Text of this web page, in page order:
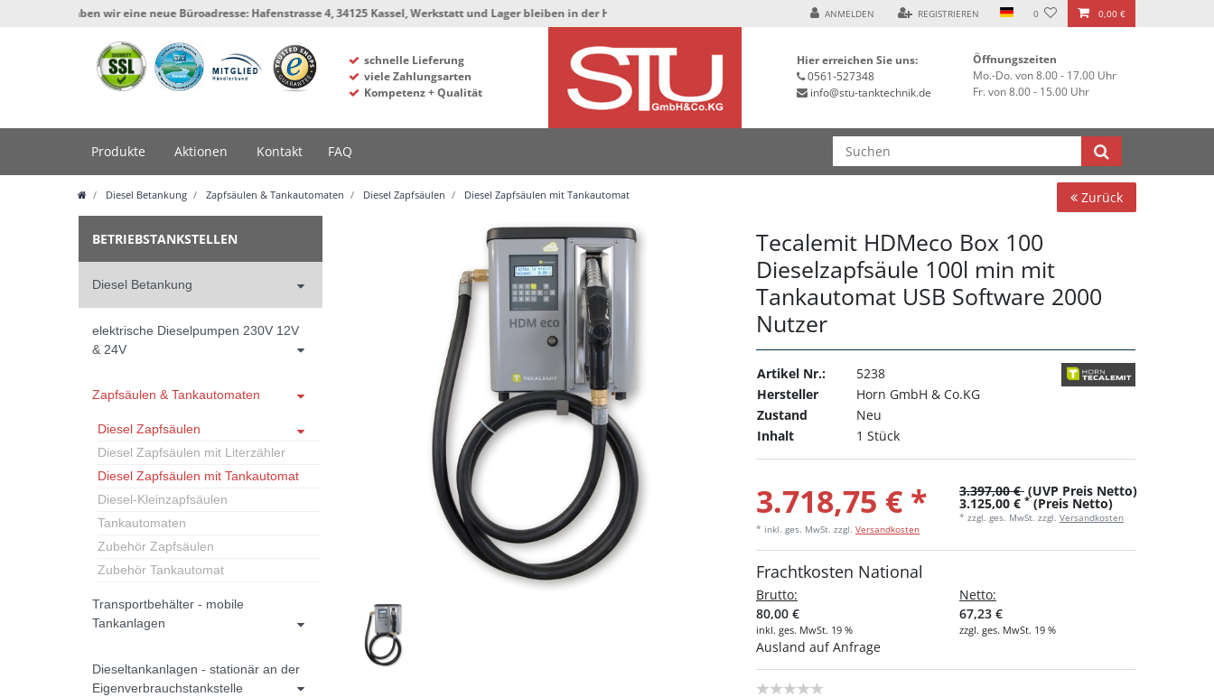
wir eine neue Büroadresse: Hafenstrasse 4, 34125 Kassel, Werkstatt und Lager bleiben in der Hafenstrasse 76, 34125 Kassel *** ANMELDEN REGISTRIEREN 0 0,00 €
schnelle Lieferung
viele Zahlungsarten
Kompetenz + Qualität
Hier erreichen Sie uns:
0561-527348
info@stu-tanktechnik.de
Öffnungszeiten
Mo.-Do. von 8.00 - 17.00 Uhr
Fr. von 8.00 - 15.00 Uhr
Produkte Aktionen Kontakt FAQ
Diesel Betankung Zapfsäulen & Tankautomaten Diesel Zapfsäulen Diesel Zapfsäulen mit Tankautomat Zurück
BETRIEBSTANKSTELLEN
Diesel Betankung
elektrische Dieselpumpen 230V 12V
& 24V
Zapfsäulen & Tankautomaten
Diesel Zapfsäulen
Diesel Zapfsäulen mit Literzähler
Diesel Zapfsäulen mit Tankautomat
Diesel-Kleinzapfsäulen
Tankautomaten
Zubehör Zapfsäulen
Zubehör Tankautomat
Transportbehälter - mobile
Tankanlagen
Dieseltankanlagen - stationär an der
Eigenverbrauchstankstelle
Tecalemit HDMeco Box 100
Dieselzapfsäule 100l min mit
Tankautomat USB Software 2000
Nutzer
Artikel Nr.:
5238
Hersteller
Horn GmbH & Co.KG
Zustand
Neu
Inhalt
1 Stück
3.718,75 € *
* inkl. ges. MwSt. zzgl. Versandkosten
3.397,00 € (UVP Preis Netto)
3.125,00 € * (Preis Netto)
* zzgl. ges. MwSt. zzgl. Versandkosten
Frachtkosten National
Brutto:
80,00 €
inkl. ges. MwSt. 19 %
Netto:
67,23 €
zzgl. ges. MwSt. 19 %
Ausland auf Anfrage